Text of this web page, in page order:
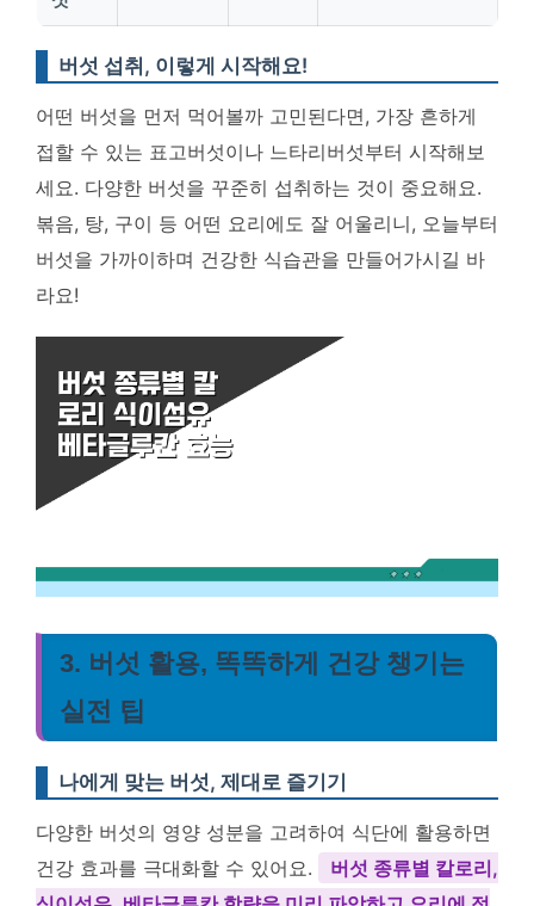
버섯 섭취, 이렇게 시작해요!
어떤 버섯을 먼저 먹어볼까 고민된다면, 가장 흔하게
접할 수 있는 표고버섯이나 느타리버섯부터 시작해보
세요. 다양한 버섯을 꾸준히 섭취하는 것이 중요해요.
볶음, 탕, 구이 등 어떤 요리에도 잘 어울리니, 오늘부터
버섯을 가까이하며 건강한 식습관을 만들어가시길 바
라요!
3. 버섯 활용, 똑똑하게 건강 챙기는
실전 팁
나에게 맞는 버섯, 제대로 즐기기
다양한 버섯의 영양 성분을 고려하여 식단에 활용하면
건강 효과를 극대화할 수 있어요.
버섯 종류별 칼로리,